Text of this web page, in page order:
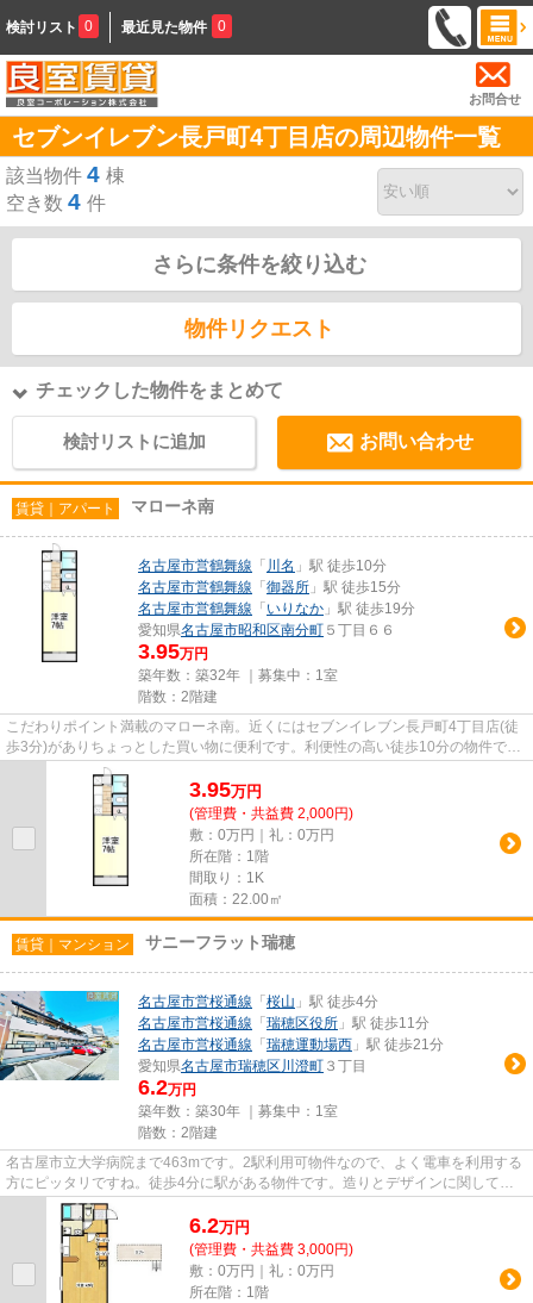
検討リスト 0 最近見た物件 0
お問合せ
セブンイレブン長戸町4丁目店の周辺物件一覧
該当物件 4 棟
空き数 4 件
さらに条件を絞り込む
物件リクエスト
チェックした物件をまとめて
検討リストに追加 お問い合わせ
賃貸｜アパート マローネ南
名古屋市営鶴舞線 「 川名 」駅 徒歩10分
名古屋市営鶴舞線 「 御器所 」駅 徒歩15分
名古屋市営鶴舞線 「 いりなか 」駅 徒歩19分
愛知県名古屋市昭和区南分町 ５丁目６６
3.95万円
築年数：築32年 ｜募集中： 1室
階数：2階建
こだわりポイント満載のマローネ南。近くにはセブンイレブン長戸町4丁目店(徒
歩3分)がありちょっとした買い物に便利です。利便性の高い徒歩10分の物件で
す。こちらの物件はアパートで...
3.95万円
(管理費・共益費 2,000円)
敷：0万円｜礼：0万円
所在階：1階
間取り：1K
面積：22.00㎡
賃貸｜マンション サニーフラット瑞穂
名古屋市営桜通線 「 桜山 」駅 徒歩4分
名古屋市営桜通線 「 瑞穂区役所 」駅 徒歩11分
名古屋市営桜通線 「 瑞穂運動場西 」駅 徒歩21分
愛知県名古屋市瑞穂区 川澄町 ３丁目
6.2万円
築年数：築30年 ｜募集中： 1室
階数：2階建
名古屋市立大学病院まで463mです。2駅利用可物件なので、よく電車を利用する
方にピッタリですね。徒歩4分に駅がある物件です。造りとデザインに関して、
自信をもって情報を提供できる...
6.2万円
(管理費・共益費 3,000円)
敷：0万円｜礼：0万円
所在階：1階